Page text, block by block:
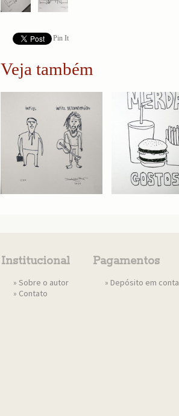
Pin It
Veja também
Institucional
» Sobre o autor
» Contato
Pagamentos
» Depósito em conta